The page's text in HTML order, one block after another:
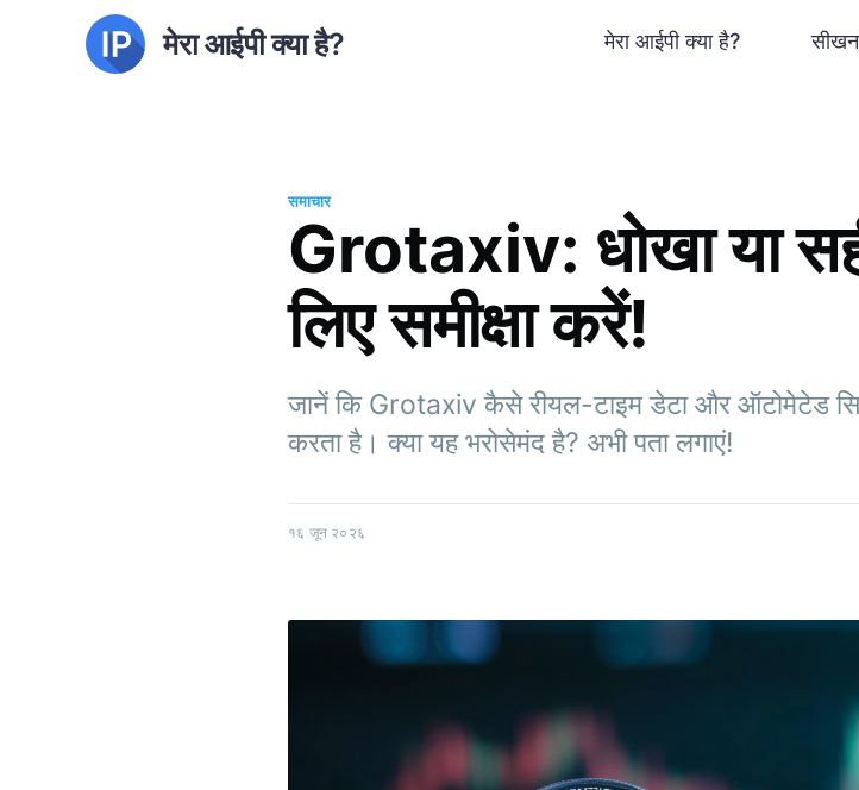
मेरा आईपी क्या है? मेरा आईपी क्या है?
समाचार
Grotaxiv: धोखा या
लिए समीक्षा करें!
जानें कि Grotaxiv कैसे रीयल-टाइम डेटा और ऑटोमेटेड
करता है। क्या यह भरोसेमंद है? अभी पता लगाएं!
१६ जून २०२६